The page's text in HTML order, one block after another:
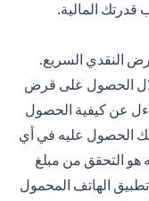
قدرتك المالية.
النقدي السريع.
الحصول على قرض
عن كيفية الحصول
الحصول عليه في أي
هو التحقق من مبلغ
الهاتف المحمول